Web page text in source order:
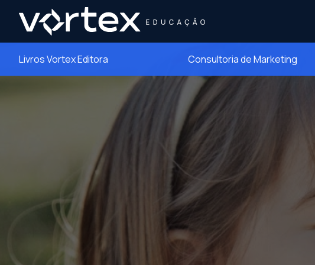
Livros Vortex Editora Consultoria de Marketing